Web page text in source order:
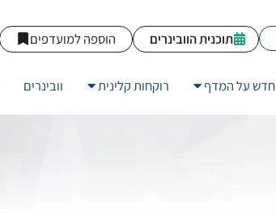
הוספה למועדפים תוכנית הוובינרים
חדש על המדף רוקחות קלינית וובינרים